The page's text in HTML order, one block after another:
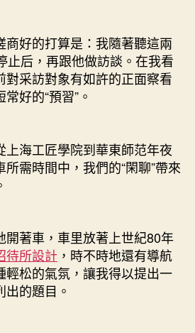
好的打算是：我隨著聽這兩
止后，再跟他做訪談。在我看
對采訪對象有如許的正面察看
好的“預習”。
海工匠學院到華東師范年夜
需時間中，我們的“閑聊”帶來
著車，車里放著上世紀80年
待所設計 ，時不時地還有導航
松的氣氛，讓我得以提出一
的題目。